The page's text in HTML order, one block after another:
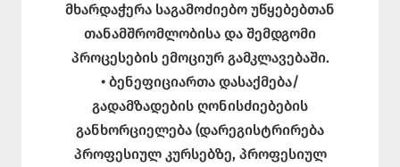
მხარდაჭერა საგამოძიებო უწყებებთან
თანამშრომლობისა და შემდგომი
პროცესების ემოციურ გამკლავებაში.
• ბენეფიციართა დასაქმება/
გადამზადების ღონისძიებების
განხორციელება (დარეგისტრირება
პროფესიულ კურსებზე, პროფესიულ